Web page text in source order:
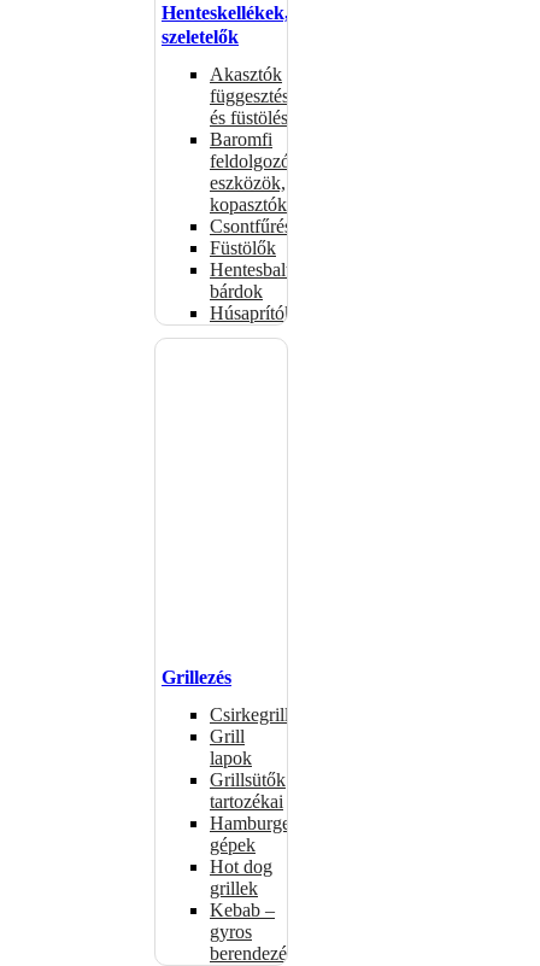
Henteskellékek,
szeletelők
Akasztók
függesztéshez
és füstöléshez
Baromfi
feldolgozó
eszközök,
kopasztók
Csontfűrészek
Füstölők
Hentesbalták,
bárdok
Húsaprítók
Grillezés
Csirkegrillek
Grill
lapok
Grillsütők
tartozékai
Hamburgerformázó
gépek
Hot dog
grillek
Kebab –
gyros
berendezés